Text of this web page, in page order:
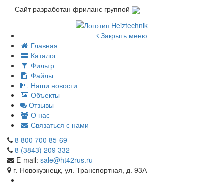
Сайт разработан фриланс группой
Закрыть меню
Главная
Каталог
Фильтр
Файлы
Наши новости
Объекты
Отзывы
О нас
Связаться с нами
8 800 700 85-69
8 (3843) 209 332
E-mail: sale@ht42rus.ru
г. Новокузнецк, ул. Транспортная, д. 93А